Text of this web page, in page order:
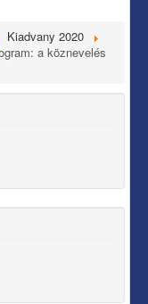
Kiadvany 2020
a köznevelés